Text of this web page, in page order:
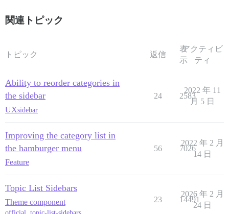
関連トピック
トピック 返信
表
示
アクティビ
ティ
Ability to reorder categories in
the sidebar
UXsidebar
24 2583
2022 年 11
月 5 日
Improving the category list in
the hamburger menu
Feature
56 7026
2022 年 2 月
14 日
Topic List Sidebars
Theme component 23 14491
2026 年 2 月
24 日